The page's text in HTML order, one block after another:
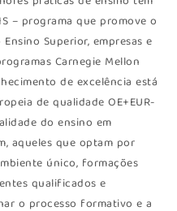
– programa que promove o
Superior, empresas e
Carnegie Mellon
de excelência está
de qualidade OE+EUR-
do ensino em
aqueles que optam por
único, formações
qualificados e
o processo formativo e a